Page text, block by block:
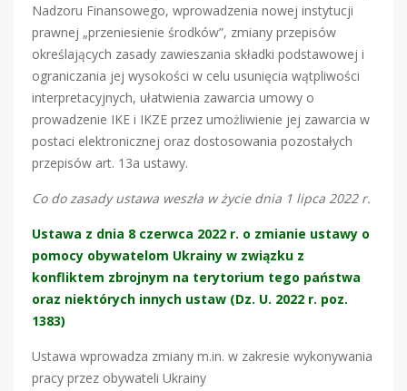
Nadzoru Finansowego, wprowadzenia nowej instytucji
prawnej „przeniesienie środków”, zmiany przepisów
określających zasady zawieszania składki podstawowej i
ograniczania jej wysokości w celu usunięcia wątpliwości
interpretacyjnych, ułatwienia zawarcia umowy o
prowadzenie IKE i IKZE przez umożliwienie jej zawarcia w
postaci elektronicznej oraz dostosowania pozostałych
przepisów art. 13a ustawy.
Co do zasady ustawa weszła w życie dnia 1 lipca 2022 r.
Ustawa z dnia 8 czerwca 2022 r. o zmianie ustawy o
pomocy obywatelom Ukrainy w związku z
konfliktem zbrojnym na terytorium tego państwa
oraz niektórych innych ustaw (Dz. U. 2022 r. poz.
1383)
Ustawa wprowadza zmiany m.in. w zakresie wykonywania
pracy przez obywateli Ukrainy